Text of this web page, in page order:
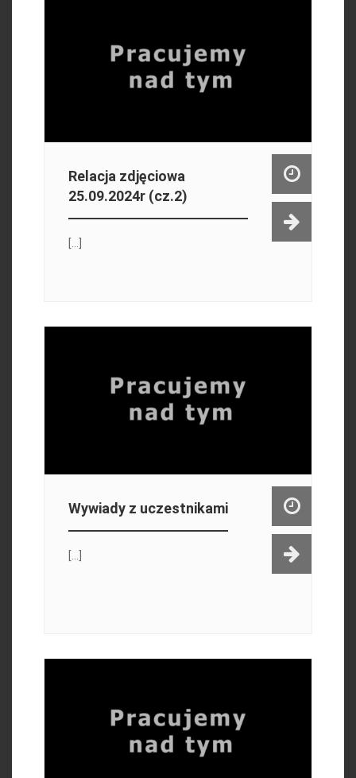
Relacja zdjęciowa
25.09.2024r (cz.2)
[...]
Wywiady z uczestnikami
[...]